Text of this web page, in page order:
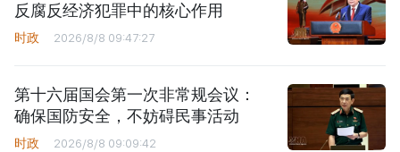
反腐反经济犯罪中的核心作用
时政 2026/8/8 09:47:27
第十六届国会第一次非常规会议：
确保国防安全，不妨碍民事活动
时政 2026/8/8 09:09:42